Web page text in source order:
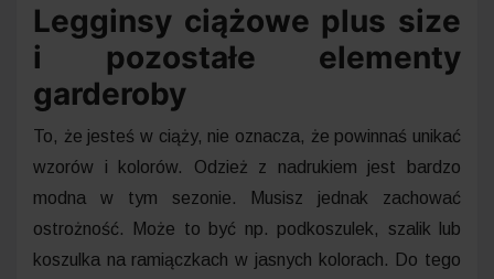
Legginsy ciążowe plus size
i pozostałe elementy
garderoby
To, że jesteś w ciąży, nie oznacza, że powinnaś unikać
wzorów i kolorów. Odzież z nadrukiem jest bardzo
modna w tym sezonie. Musisz jednak zachować
ostrożność. Może to być np. podkoszulek, szalik lub
koszulka na ramiączkach w jasnych kolorach. Do tego